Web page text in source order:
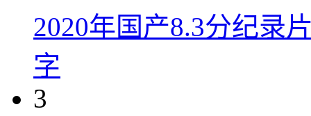
2020年国产8.3分纪录
字
3